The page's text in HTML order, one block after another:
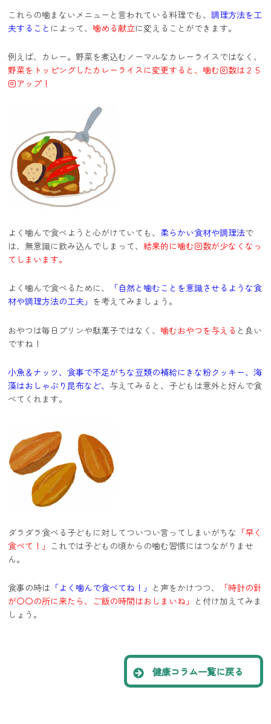
これらの噛まないメニューと言われている料理でも、調理方法を工
夫すること によって、 噛める献立に変えることができます。
例えば、カレー。野菜を煮込むノーマルなカレーライスではなく、
野菜をトッピングしたカレーライスに変更すると、噛む回数は２５
回アップ！
よく噛んで食べようと心がけていても、 柔らかい食材や調理法で
は、無意識に飲み込んでしまって、結果的に噛む回数が少なくなっ
てしまいます。
よく噛んで食べるために、
「自然と噛むことを意識させるような食
材や調理方法の工夫」 を考えてみましょう。
おやつは毎日プリンや駄菓子ではなく、 噛むおやつを与える と良い
ですね！
小魚＆ナッツ、食事で不足がちな豆類の補給にきな粉クッキー、海
藻はおしゃぶり昆布など、 与えてみると、子どもは意外と好んで食
べてくれます。
ダラダラ食べる子どもに対してついつい言ってしまいがちな 「早く
食べて！」 これでは子どもの頃からの噛む習慣にはつながりませ
ん。
食事の時は 「よく噛んで食べてね！」 と声をかけつつ、
「時計の針
が〇〇の所に来たら、ご飯の時間はおしまいね」 と付け加えてみま
しょう。
健康コラム一覧に戻る